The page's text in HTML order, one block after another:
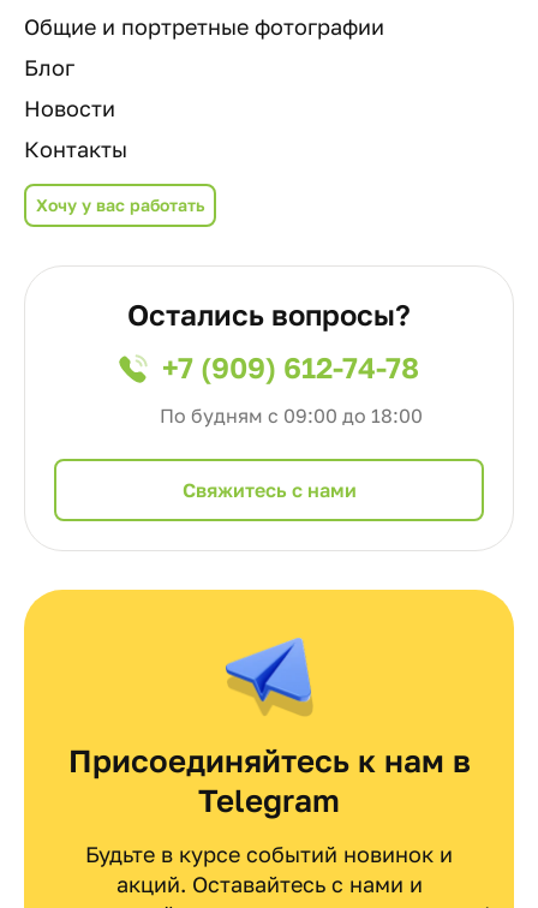
Общие и портретные фотографии
Блог
Новости
Контакты
Хочу у вас работать
Остались вопросы?
+7 (909) 612-74-78
По будням с 09:00 до 18:00
Cвяжитесь с нами
Присоединяйтесь к нам в
Telegram
Будьте в курсе событий новинок и
акций. Оставайтесь с нами и